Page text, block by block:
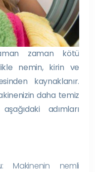
zaman kötü
nemin, kirin ve
kaynaklanır.
daha temiz
adımları
: Makinenin nemli